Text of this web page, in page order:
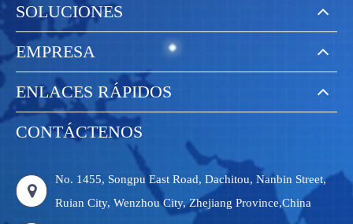
SOLUCIONES
EMPRESA
ENLACES RÁPIDOS
CONTÁCTENOS
No. 1455, Songpu East Road, Dachitou, Nanbin Street,
Ruian City, Wenzhou City, Zhejiang Province,China